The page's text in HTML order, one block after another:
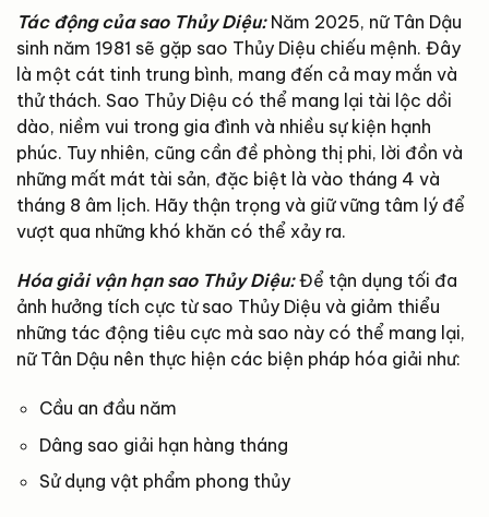
Tác động của sao Thủy Diệu: Năm 2025, nữ Tân Dậu
sinh năm 1981 sẽ gặp sao Thủy Diệu chiếu mệnh. Đây
là một cát tinh trung bình, mang đến cả may mắn và
thử thách. Sao Thủy Diệu có thể mang lại tài lộc dồi
dào, niềm vui trong gia đình và nhiều sự kiện hạnh
phúc. Tuy nhiên, cũng cần đề phòng thị phi, lời đồn và
những mất mát tài sản, đặc biệt là vào tháng 4 và
tháng 8 âm lịch. Hãy thận trọng và giữ vững tâm lý để
vượt qua những khó khăn có thể xảy ra.
Hóa giải vận hạn sao Thủy Diệu:Để tận dụng tối đa
ảnh hưởng tích cực từ sao Thủy Diệu và giảm thiểu
những tác động tiêu cực mà sao này có thể mang lại,
nữ Tân Dậu nên thực hiện các biện pháp hóa giải như:
Cầu an đầu năm
Dâng sao giải hạn hàng tháng
Sử dụng vật phẩm phong thủy